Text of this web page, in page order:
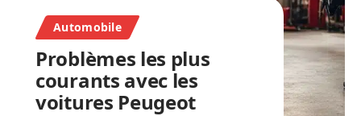
Automobile
Problèmes les plus
courants avec les
voitures Peugeot